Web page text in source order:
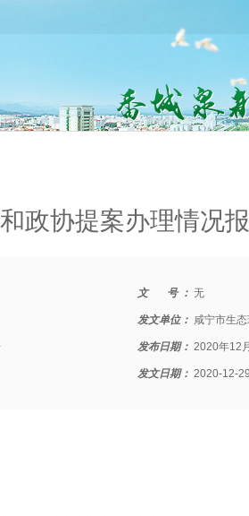
政协提案办理情况
文 号 ： 无
发文单位： 咸宁市生
发布日期： 2020年12
发文日期： 2020-12-